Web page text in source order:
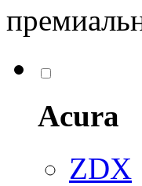
Acura
ZDX